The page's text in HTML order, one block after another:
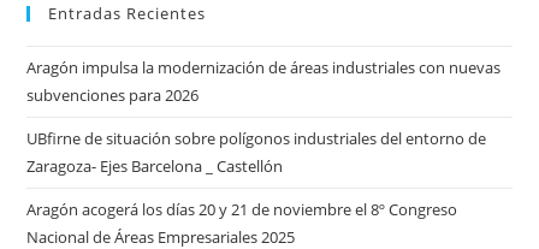
Entradas Recientes
Aragón impulsa la modernización de áreas industriales con nuevas
subvenciones para 2026
UBfirne de situación sobre polígonos industriales del entorno de
Zaragoza- Ejes Barcelona _ Castellón
Aragón acogerá los días 20 y 21 de noviembre el 8º Congreso
Nacional de Áreas Empresariales 2025